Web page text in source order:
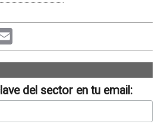
Email
del sector en tu email: